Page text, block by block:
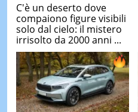
C'è un deserto dove
compaiono figure visibili
solo dal cielo: il mistero
irrisolto da 2000 anni ...